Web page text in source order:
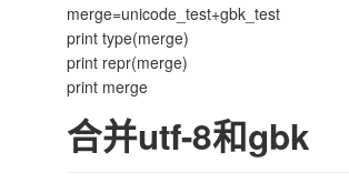
merge=unicode_test+gbk_test
print type(merge)
print repr(merge)
print merge
合并utf-8和gbk